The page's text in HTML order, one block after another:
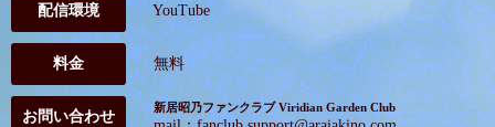
配信環境 YouTube
料金 無料
お問い合わせ
新居昭乃ファンクラブ Viridian Garden Club